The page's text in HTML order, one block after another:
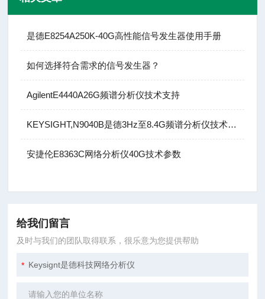
是德E8254A250K-40G高性能信号发生器使用手册
如何选择符合需求的信号发生器？
AgilentE4440A26G频谱分析仪技术支持
KEYSIGHT,N9040B是德3Hz至8.4G频谱分析仪技术指标
安捷伦E8363C网络分析仪40G技术参数
给我们留言
及时与我们的团队取得联系，很乐意为您提供帮助